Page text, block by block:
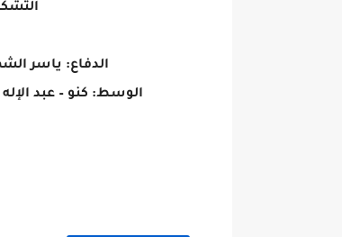
الدفاع: ياسر
الوسط: كنو – عبد